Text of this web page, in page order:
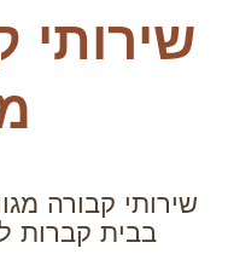
שירותי
שירותי קבורה
בבית קברות